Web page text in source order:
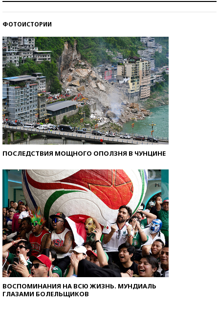
ФОТОИСТОРИИ
ПОСЛЕДСТВИЯ МОЩНОГО ОПОЛЗНЯ В ЧУНЦИНЕ
ВОСПОМИНАНИЯ НА ВСЮ ЖИЗНЬ. МУНДИАЛЬ
ГЛАЗАМИ БОЛЕЛЬЩИКОВ